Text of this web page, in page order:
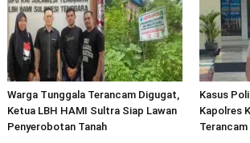
Warga Tunggala Terancam Digugat,
Ketua LBH HAMI Sultra Siap Lawan
Penyerobotan Tanah
Kasus
Kapolres